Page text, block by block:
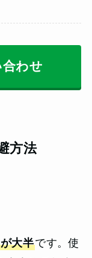
わせ
方法
大半です。使